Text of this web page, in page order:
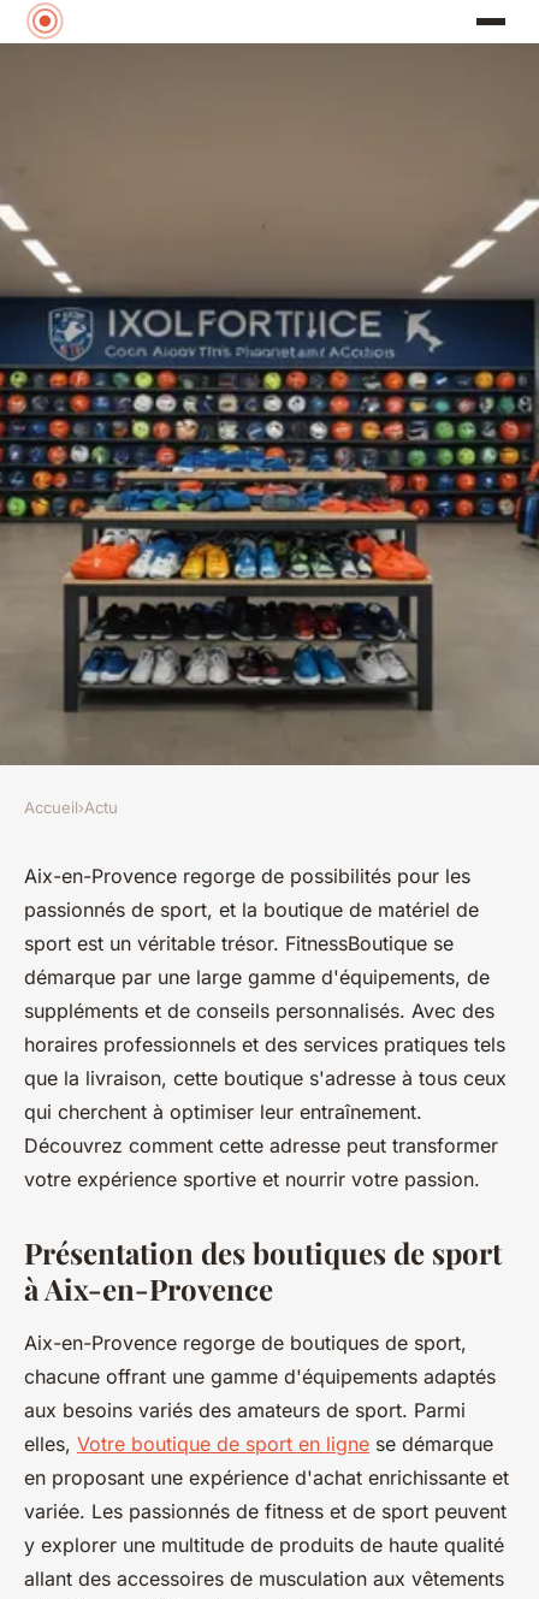
Explorez la boutique de
matériel de sport à aix-en-
provence
Candice•15 décembre 2024•5 min de lecture
Accueil›Actu
Aix-en-Provence regorge de possibilités pour les
passionnés de sport, et la boutique de matériel de
sport est un véritable trésor. FitnessBoutique se
démarque par une large gamme d'équipements, de
suppléments et de conseils personnalisés. Avec des
horaires professionnels et des services pratiques tels
que la livraison, cette boutique s'adresse à tous ceux
qui cherchent à optimiser leur entraînement.
Découvrez comment cette adresse peut transformer
votre expérience sportive et nourrir votre passion.
Présentation des boutiques de sport
à Aix-en-Provence
Aix-en-Provence regorge de boutiques de sport,
chacune offrant une gamme d'équipements adaptés
aux besoins variés des amateurs de sport. Parmi
elles, Votre boutique de sport en ligne se démarque
en proposant une expérience d'achat enrichissante et
variée. Les passionnés de fitness et de sport peuvent
y explorer une multitude de produits de haute qualité
allant des accessoires de musculation aux vêtements